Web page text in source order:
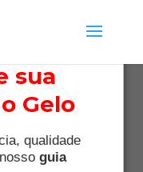
sua
Gelo
qualidade
guia
|0 Comentários